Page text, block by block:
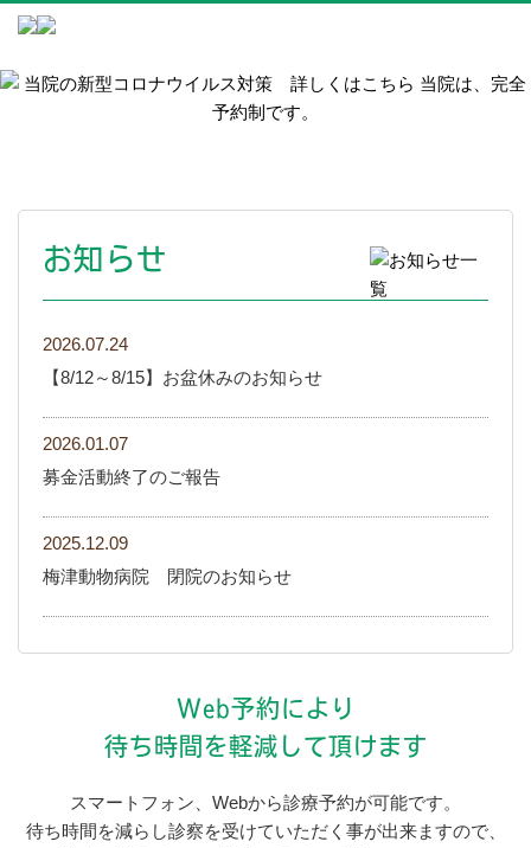
お知らせ
2026.07.24
【8/12～8/15】お盆休みのお知らせ
2026.01.07
募金活動終了のご報告
2025.12.09
梅津動物病院 閉院のお知らせ
Web予約により
待ち時間を軽減して頂けます
スマートフォン、Webから診療予約が可能です。
待ち時間を減らし診察を受けていただく事が出来ますので、